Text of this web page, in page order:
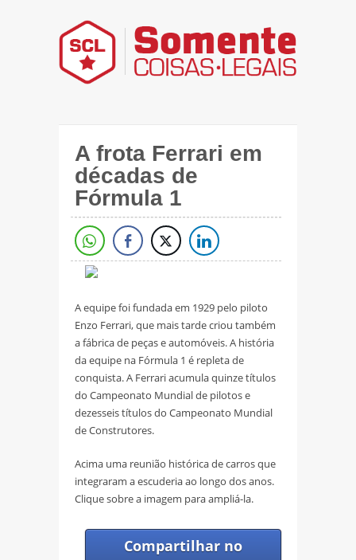
A frota Ferrari em
décadas de
Fórmula 1
A equipe foi fundada em 1929 pelo piloto
Enzo Ferrari, que mais tarde criou também
a fábrica de peças e automóveis. A história
da equipe na Fórmula 1 é repleta de
conquista. A Ferrari acumula quinze títulos
do Campeonato Mundial de pilotos e
dezesseis títulos do Campeonato Mundial
de Construtores.
Acima uma reunião histórica de carros que
integraram a escuderia ao longo dos anos.
Clique sobre a imagem para ampliá-la.
Compartilhar no